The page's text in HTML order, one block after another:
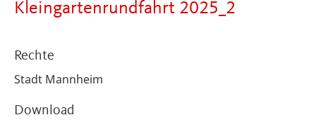
Kleingartenrundfahrt 2025_2
Rechte
Stadt Mannheim
Download